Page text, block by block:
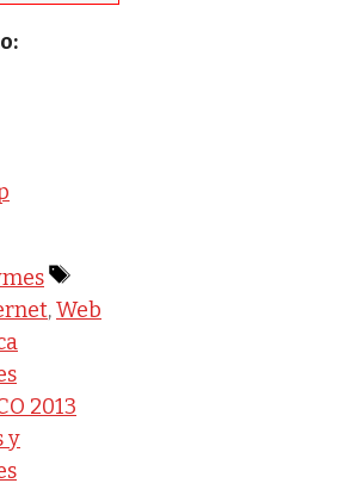
Etiquetas
,Web
2013
y